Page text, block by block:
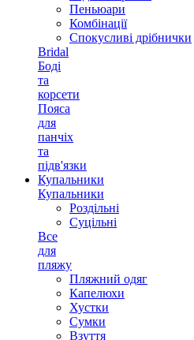
Пеньюари
Комбінації
Спокусливі дрібнички
Bridal
Боді
та
корсети
Пояса
для
панчіх
та
підв'язки
Купальники
Купальники
Роздільні
Суцільні
Все
для
пляжу
Пляжний одяг
Капелюхи
Хустки
Сумки
Взуття